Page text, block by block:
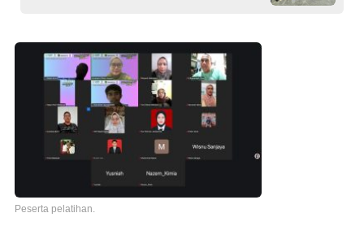
Peserta pelatihan.